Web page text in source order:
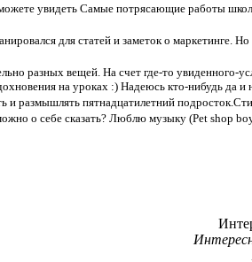
увидеть Самые потрясающие работы
для статей и заметок о маркетинге.
разных вещей. На счет где-то
на уроках :) Надеюсь кто-нибудь да и
и размышлять пятнадцатилетний
о себе сказать? Люблю музыку (Pet shop